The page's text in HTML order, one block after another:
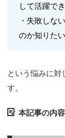
して活躍で
・失敗しな
のか知りたい
という悩みに対
す。
本記事の内容